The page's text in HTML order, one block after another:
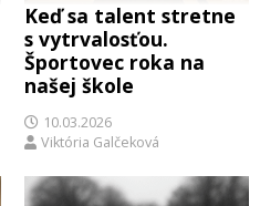
Keď sa talent stretne
s vytrvalosťou.
Športovec roka na
našej škole
10.03.2026
Viktória Galčeková